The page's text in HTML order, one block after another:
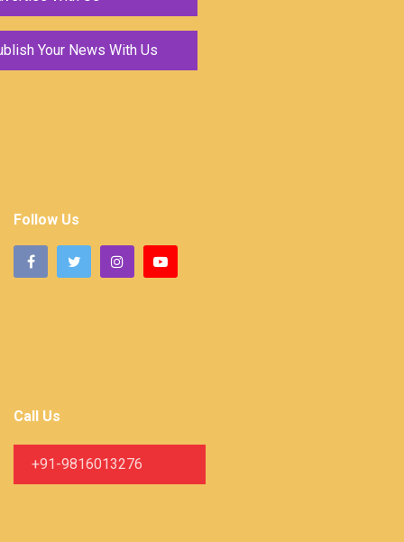
Your News With Us
Follow Us
Call Us
+91-9816013276